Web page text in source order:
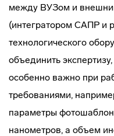
между ВУЗом и
(интегратором САПР и
технологического
объединить
особенно важно при
требованиями,
параметры
нанометров, а объем